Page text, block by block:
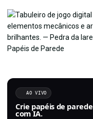
AO VIVO
Crie papéis de parede
com IA.